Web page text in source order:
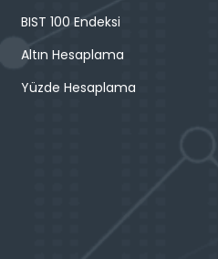
BIST 100 Endeksi
Altın Hesaplama
Yüzde Hesaplama